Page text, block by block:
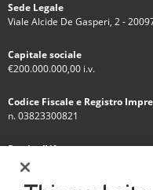
Sede Legale
Viale Alcide De Gasperi, 2 -
Capitale sociale
€200.000.000,00 i.v.
Codice Fiscale e Registro
n. 03823300821
Partita IVA
IT 01768800748 - R.E.A. Milano